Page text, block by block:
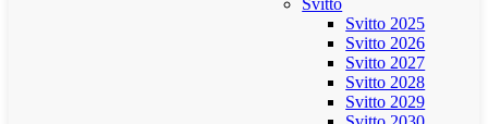
Svitto
Svitto 2025
Svitto 2026
Svitto 2027
Svitto 2028
Svitto 2029